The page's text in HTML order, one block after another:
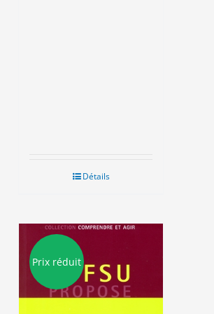
Détails
Prix réduit